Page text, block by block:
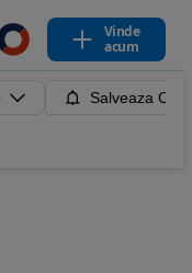
Vinde
acum
Salveaza